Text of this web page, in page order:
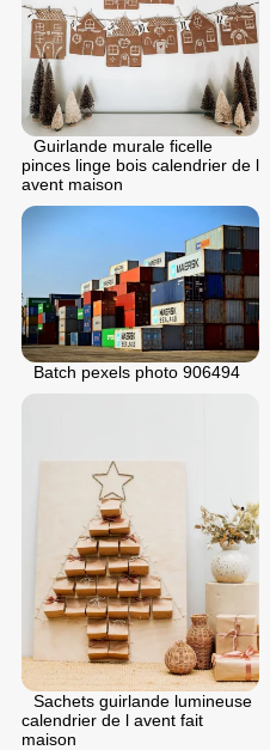
Guirlande murale ficelle
pinces linge bois calendrier de l
avent maison
Batch pexels photo 906494
Sachets guirlande lumineuse
calendrier de l avent fait
maison